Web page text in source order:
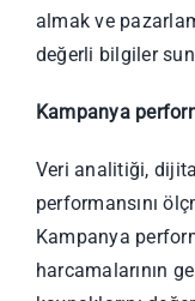
almak ve
değerli bilgiler
Kampanya
Veri analitiği,
performansını
Kampanya
harcamalarının